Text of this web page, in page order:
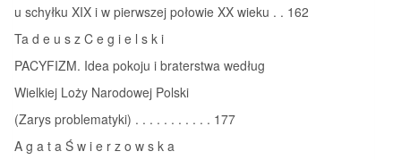
u schyłku XIX i w pierwszej połowie XX wieku . . 162
Ta d e u s z C e g i e l s k i
PACYFIZM. Idea pokoju i braterstwa według
Wielkiej Loży Narodowej Polski
(Zarys problematyki) . . . . . . . . . . . 177
A g a t a Ś w i e r z o w s k a